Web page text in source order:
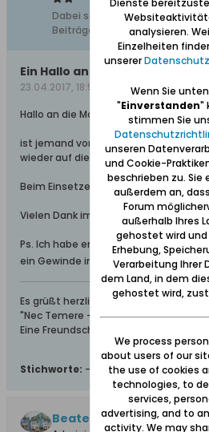
Dabei seit:
10.02.2008
Beiträge:
Ein Hallo an Helga und Beate
23.04.2017, 18:53
Hallo an die Moderatorinnen,
ist jemand von Euch so lieb und
wieder auf die Beine?
Beim Einsetzen war noch alles ok.
Vielen Dank im Voraus.
Ps. Ich habe erfahren, dass einige
ein Gewinde im Hals haben, ehrlich
Es grüßt herzlich, Erhart vom
"Nec Temere - Nec Timide"
Eine Freundschaft ist das, was man
Stichworte: -
Beate
analysieren.
Einzelheiten
unserer
Wenn Sie
"Einverstanden"
stimmen Sie
unseren
und Cookie-
beschrieben zu. Sie
außerdem an,
Forum
außerhalb Ihres
gehostet wird und
Erhebung,
Verarbeitung Ihrer
dem Land, in dem
gehostet wird,
We process
about users of our
the use of cookies
technologies, to
services,
advertising, and to
activity. We may